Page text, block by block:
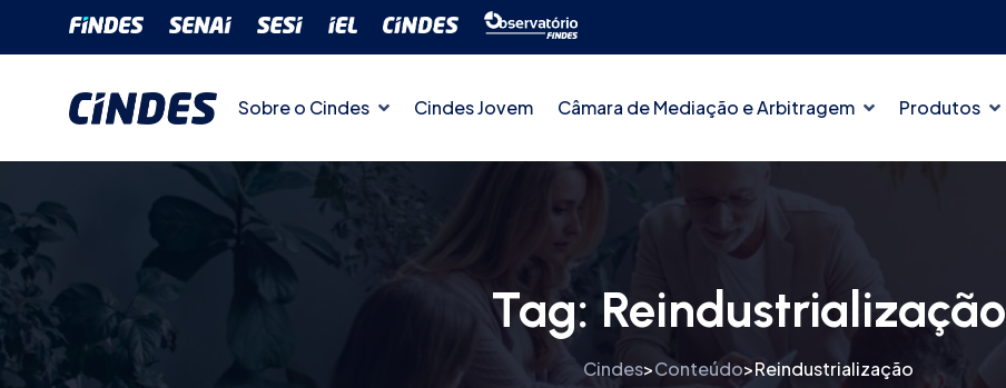
Sobre o Cindes Cindes Jovem Câmara de Mediação e Arbitragem Produtos
Tag: Reindustrialização
Cindes>Conteúdo>Reindustrialização